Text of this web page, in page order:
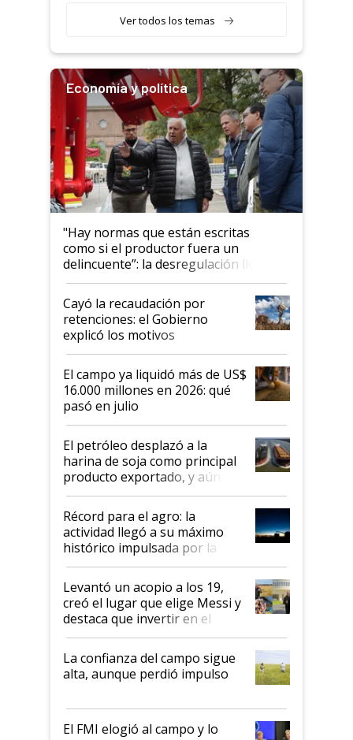
Ver todos los temas
Economía y política
"Hay normas que están escritas
como si el productor fuera un
delincuente”: la desregulación llegó
al Congreso Aapresid y hasta se
habló del financiamiento al IPCVA
Cayó la recaudación por
retenciones: el Gobierno
explicó los motivos
El campo ya liquidó más de US$
16.000 millones en 2026: qué
pasó en julio
El petróleo desplazó a la
harina de soja como principal
producto exportado, y aún así
el agro aportó casi seis de cada
diez dólares y sostuvo el
liderazgo en un semestre
récord
Récord para el agro: la
actividad llegó a su máximo
histórico impulsada por la
cosecha y las exportaciones
Levantó un acopio a los 19,
creó el lugar que elige Messi y
destaca que invertir en el
kirchnerismo era como "darle
plata a un hijo para droga":
Juan Félix Rossetti, el libertario
que de una dura crisis salió
de Milei
La confianza del campo sigue
alta, aunque perdió impulso
El FMI elogió al campo y lo